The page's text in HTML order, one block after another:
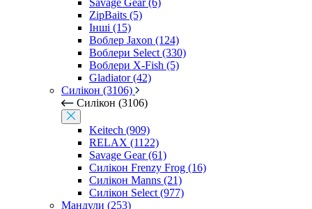
Savage Gear (6)
ZipBaits (5)
Інші (15)
Воблер Jaxon (124)
Воблери Select (330)
Воблери X-Fish (5)
Gladiator (42)
Силікон (3106)
Силікон (3106)
Keitech (909)
RELAX (1122)
Savage Gear (61)
Силікон Frenzy Frog (16)
Силікон Manns (21)
Силікон Select (977)
Мандули (253)